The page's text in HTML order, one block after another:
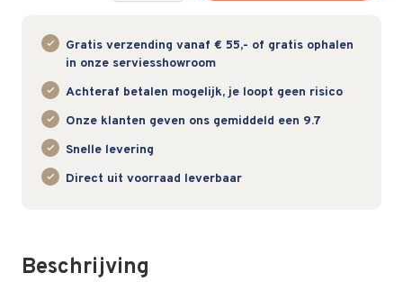
Gratis verzending vanaf € 55,- of gratis ophalen
in onze serviesshowroom
Achteraf betalen mogelijk, je loopt geen risico
Onze klanten geven ons gemiddeld een 9.7
Snelle levering
Direct uit voorraad leverbaar
Beschrijving